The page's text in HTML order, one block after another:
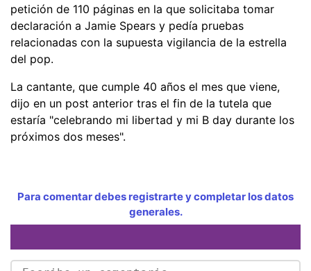
petición de 110 páginas en la que solicitaba tomar
declaración a Jamie Spears y pedía pruebas
relacionadas con la supuesta vigilancia de la estrella
del pop.
La cantante, que cumple 40 años el mes que viene,
dijo en un post anterior tras el fin de la tutela que
estaría "celebrando mi libertad y mi B day durante los
próximos dos meses".
Para comentar debes registrarte y completar los datos
generales.